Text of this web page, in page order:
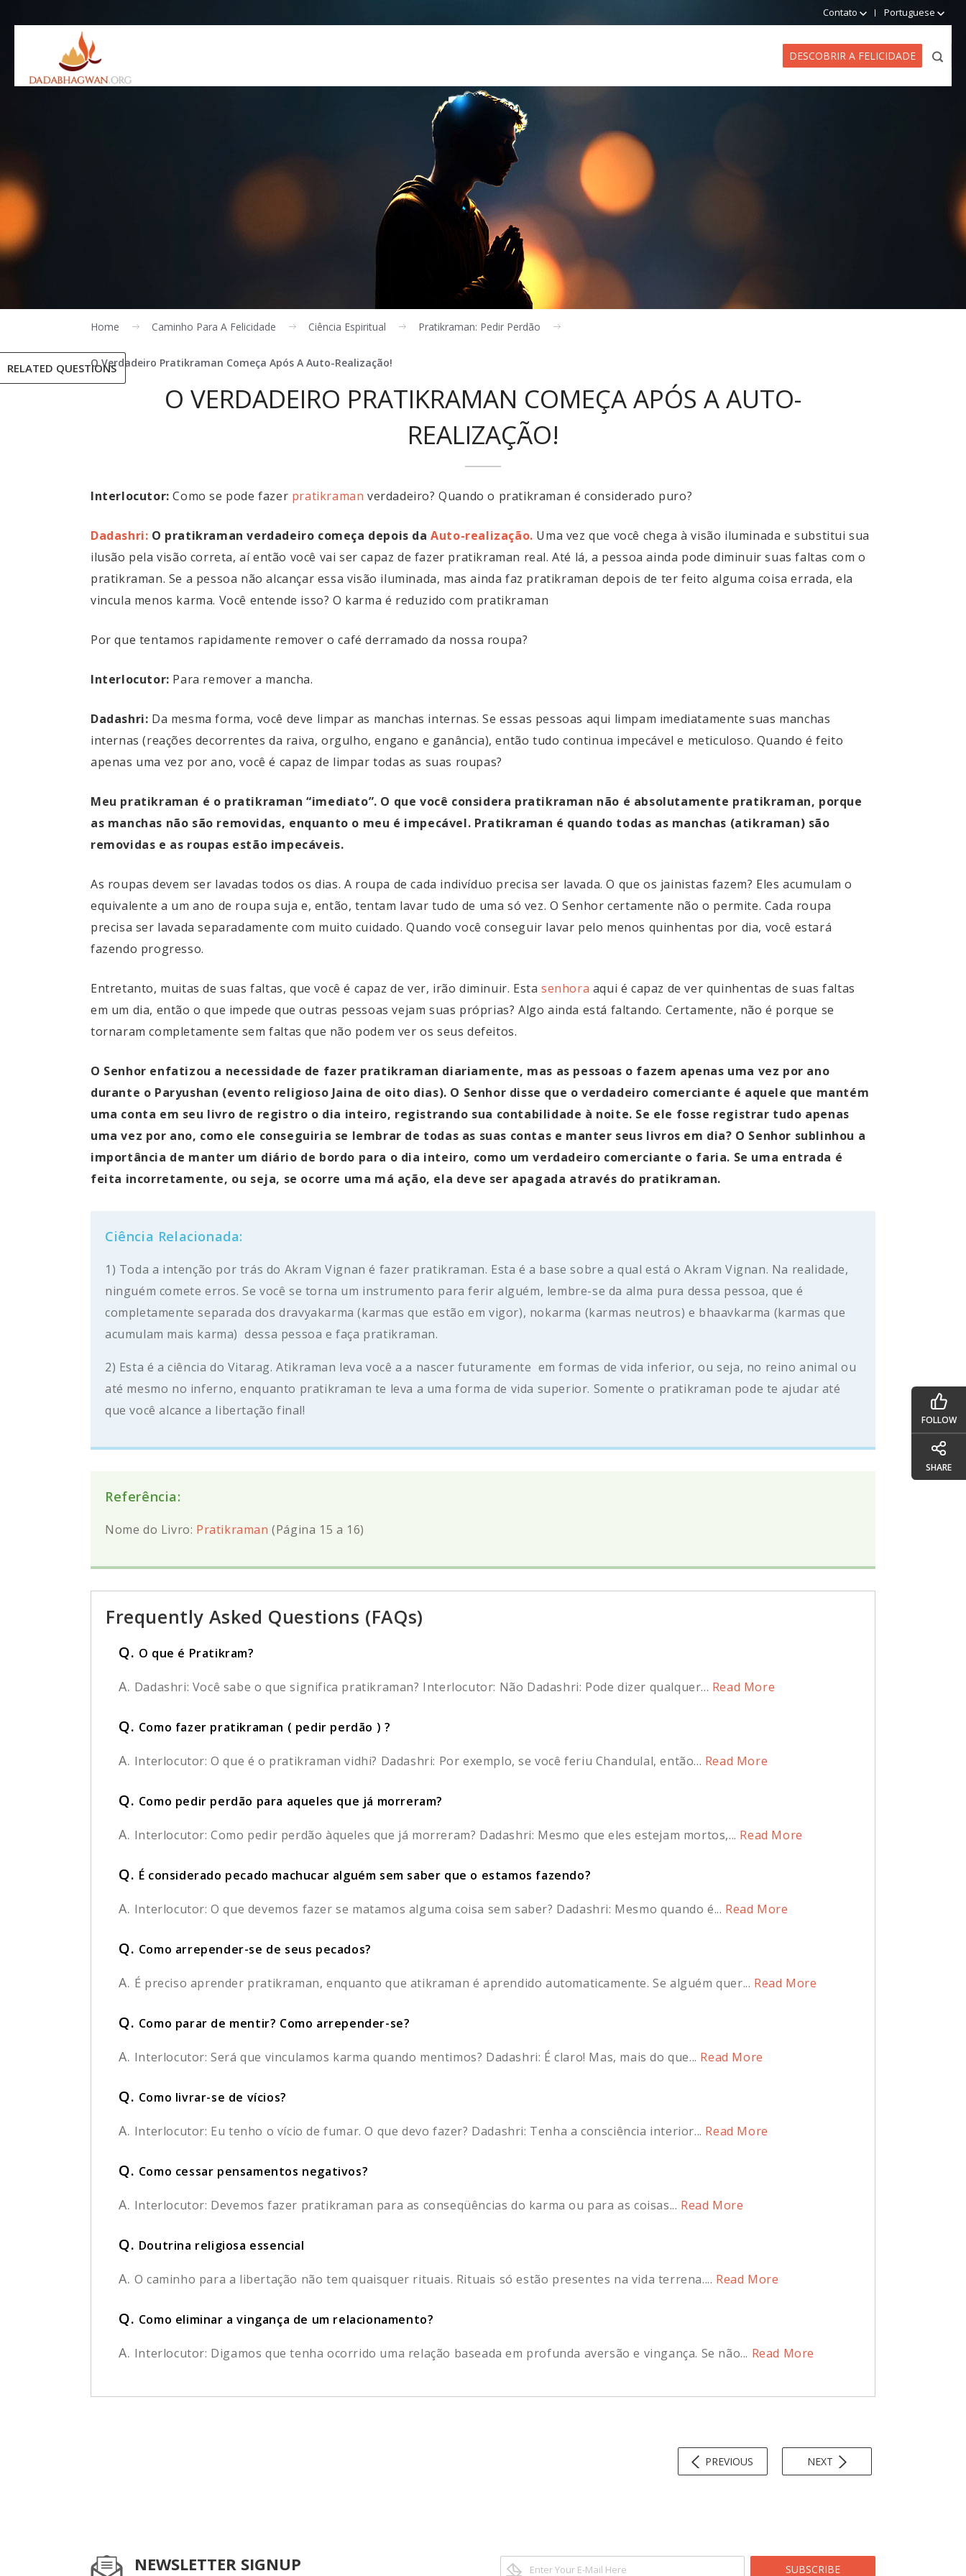
Contato Portuguese
DESCOBRIR A FELICIDADE
RELATED QUESTIONS
Home Caminho Para A Felicidade Ciência Espiritual Pratikraman: Pedir Perdão
O Verdadeiro Pratikraman Começa Após A Auto-Realização!
O VERDADEIRO PRATIKRAMAN COMEÇA APÓS A AUTO-
REALIZAÇÃO!
Interlocutor: Como se pode fazer pratikraman verdadeiro? Quando o pratikraman é considerado puro?
Dadashri: O pratikraman verdadeiro começa depois daAuto-realização. Uma vez que você chega à visão iluminada e substitui sua
ilusão pela visão correta, aí então você vai ser capaz de fazer pratikraman real. Até lá, a pessoa ainda pode diminuir suas faltas com o
pratikraman. Se a pessoa não alcançar essa visão iluminada, mas ainda faz pratikraman depois de ter feito alguma coisa errada, ela
vincula menos karma. Você entende isso? O karma é reduzido com pratikraman
Por que tentamos rapidamente remover o café derramado da nossa roupa?
Interlocutor: Para remover a mancha.
Dadashri: Da mesma forma, você deve limpar as manchas internas. Se essas pessoas aqui limpam imediatamente suas manchas
internas (reações decorrentes da raiva, orgulho, engano e ganância), então tudo continua impecável e meticuloso. Quando é feito
apenas uma vez por ano, você é capaz de limpar todas as suas roupas?
Meu pratikraman é o pratikraman “imediato”. O que você considera pratikraman não é absolutamente pratikraman, porque
as manchas não são removidas, enquanto o meu é impecável. Pratikraman é quando todas as manchas (atikraman) são
removidas e as roupas estão impecáveis.
As roupas devem ser lavadas todos os dias. A roupa de cada indivíduo precisa ser lavada. O que os jainistas fazem? Eles acumulam o
equivalente a um ano de roupa suja e, então, tentam lavar tudo de uma só vez. O Senhor certamente não o permite. Cada roupa
precisa ser lavada separadamente com muito cuidado. Quando você conseguir lavar pelo menos quinhentas por dia, você estará
fazendo progresso.
Entretanto, muitas de suas faltas, que você é capaz de ver, irão diminuir. Esta senhora aqui é capaz de ver quinhentas de suas faltas
em um dia, então o que impede que outras pessoas vejam suas próprias? Algo ainda está faltando. Certamente, não é porque se
tornaram completamente sem faltas que não podem ver os seus defeitos.
O Senhor enfatizou a necessidade de fazer pratikraman diariamente, mas as pessoas o fazem apenas uma vez por ano
durante o Paryushan (evento religioso Jaina de oito dias). O Senhor disse que o verdadeiro comerciante é aquele que mantém
uma conta em seu livro de registro o dia inteiro, registrando sua contabilidade à noite. Se ele fosse registrar tudo apenas
uma vez por ano, como ele conseguiria se lembrar de todas as suas contas e manter seus livros em dia? O Senhor sublinhou a
importância de manter um diário de bordo para o dia inteiro, como um verdadeiro comerciante o faria. Se uma entrada é
feita incorretamente, ou seja, se ocorre uma má ação, ela deve ser apagada através do pratikraman.
Ciência Relacionada:
1) Toda a intenção por trás do Akram Vignan é fazer pratikraman. Esta é a base sobre a qual está o Akram Vignan. Na realidade,
ninguém comete erros. Se você se torna um instrumento para ferir alguém, lembre-se da alma pura dessa pessoa, que é
completamente separada dos dravyakarma (karmas que estão em vigor), nokarma (karmas neutros) e bhaavkarma (karmas que
acumulam mais karma) dessa pessoa e faça pratikraman.
2) Esta é a ciência do Vitarag. Atikraman leva você a a nascer futuramente em formas de vida inferior, ou seja, no reino animal ou
até mesmo no inferno, enquanto pratikraman te leva a uma forma de vida superior. Somente o pratikraman pode te ajudar até
que você alcance a libertação final!
Referência:
Nome do Livro: Pratikraman (Página 15 a 16)
Frequently Asked Questions (FAQs)
Q. O que é Pratikram?
A. Dadashri: Você sabe o que significa pratikraman? Interlocutor: Não Dadashri: Pode dizer qualquer... Read More
Q. Como fazer pratikraman ( pedir perdão ) ?
A. Interlocutor: O que é o pratikraman vidhi? Dadashri: Por exemplo, se você feriu Chandulal, então... Read More
Q. Como pedir perdão para aqueles que já morreram?
A. Interlocutor: Como pedir perdão àqueles que já morreram? Dadashri: Mesmo que eles estejam mortos,... Read More
Q. É considerado pecado machucar alguém sem saber que o estamos fazendo?
A. Interlocutor: O que devemos fazer se matamos alguma coisa sem saber? Dadashri: Mesmo quando é... Read More
Q. Como arrepender-se de seus pecados?
A. É preciso aprender pratikraman, enquanto que atikraman é aprendido automaticamente. Se alguém quer... Read More
Q. Como parar de mentir? Como arrepender-se?
A. Interlocutor: Será que vinculamos karma quando mentimos? Dadashri: É claro! Mas, mais do que... Read More
Q. Como livrar-se de vícios?
A. Interlocutor: Eu tenho o vício de fumar. O que devo fazer? Dadashri: Tenha a consciência interior... Read More
Q. Como cessar pensamentos negativos?
A. Interlocutor: Devemos fazer pratikraman para as conseqüências do karma ou para as coisas... Read More
Q. Doutrina religiosa essencial
A. O caminho para a libertação não tem quaisquer rituais. Rituais só estão presentes na vida terrena.... Read More
Q. Como eliminar a vingança de um relacionamento?
A. Interlocutor: Digamos que tenha ocorrido uma relação baseada em profunda aversão e vingança. Se não... Read More
PREVIOUS NEXT
NEWSLETTER SIGNUP SUBSCRIBE
FOLLOW
SHARE